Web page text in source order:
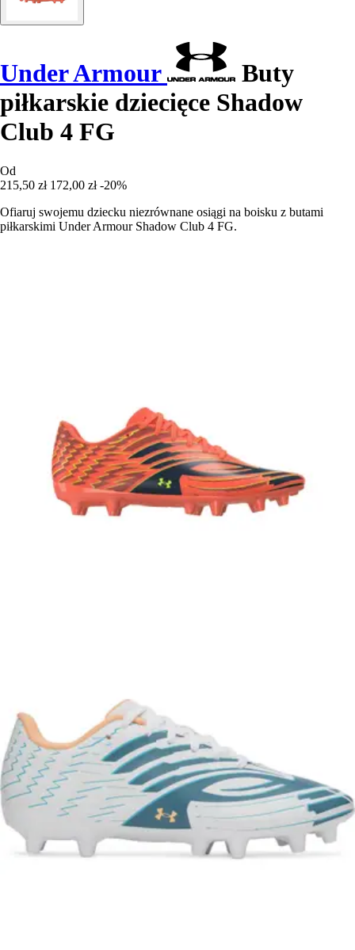
Under Armour
Buty
piłkarskie dziecięce Shadow
Club 4 FG
Od
215,50 zł 172,00 zł -20%
Ofiaruj swojemu dziecku niezrównane osiągi na boisku z butami
piłkarskimi Under Armour Shadow Club 4 FG.